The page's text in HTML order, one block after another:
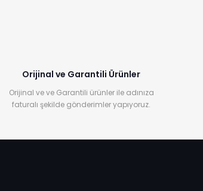
Orijinal ve Garantili Ürünler
Orijinal ve ve Garantili ürünler ile adınıza
faturalı şekilde gönderimler yapıyoruz.